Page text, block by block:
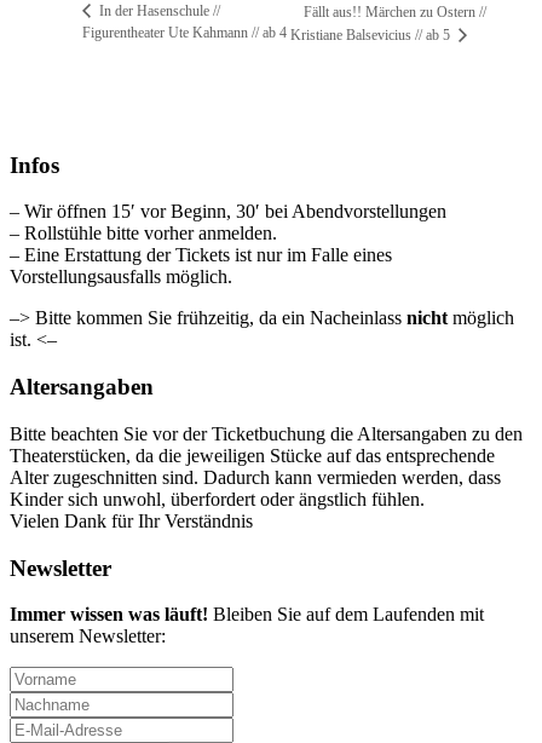
In der Hasenschule //
Figurentheater Ute Kahmann // ab 4
Fällt aus!! Märchen zu Ostern //
Kristiane Balsevicius // ab 5
Infos
– Wir öffnen 15′ vor Beginn, 30′ bei Abendvorstellungen
– Rollstühle bitte vorher anmelden.
– Eine Erstattung der Tickets ist nur im Falle eines
Vorstellungsausfalls möglich.
–> Bitte kommen Sie frühzeitig, da ein Nacheinlass nichtmöglich
ist. <–
Altersangaben
Bitte beachten Sie vor der Ticketbuchung die Altersangaben zu den
Theaterstücken, da die jeweiligen Stücke auf das entsprechende
Alter zugeschnitten sind. Dadurch kann vermieden werden, dass
Kinder sich unwohl, überfordert oder ängstlich fühlen.
Vielen Dank für Ihr Verständnis
Newsletter
Immer wissen was läuft! Bleiben Sie auf dem Laufenden mit
unserem Newsletter: